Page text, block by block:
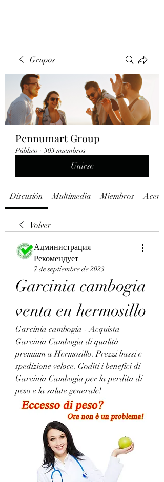
Grupos
Pennumart Group
Público · 303 miembros
Unirse
Discusión Multimedia Miembros
Volver
Администрация
Рекомендует
7 de septiembre de 2023
Garcinia cambogia
venta en hermosillo
Garcinia cambogia - Acquista
Garcinia Cambogia di qualità
premium a Hermosillo. Prezzi bassi e
spedizione veloce. Goditi i benefici di
Garcinia Cambogia per la perdita di
peso e la salute generale!